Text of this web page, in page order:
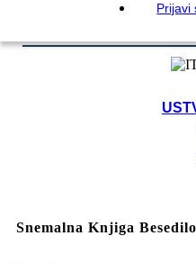
Prijavi
Snemalna Knjiga Besedilo